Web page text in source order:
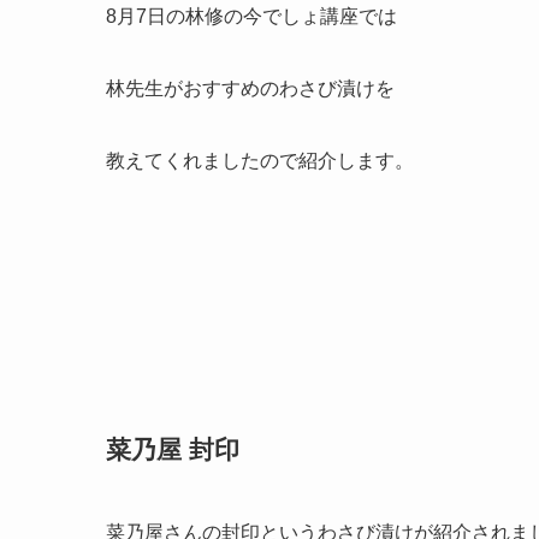
8月7日の林修の今でしょ講座では
林先生がおすすめのわさび漬けを
教えてくれましたので紹介します。
菜乃屋 封印
菜乃屋さんの封印というわさび漬けが紹介されま